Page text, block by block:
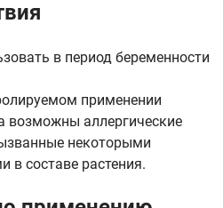
в период беременности
применении
возможны аллергические
некоторыми
в составе растения.